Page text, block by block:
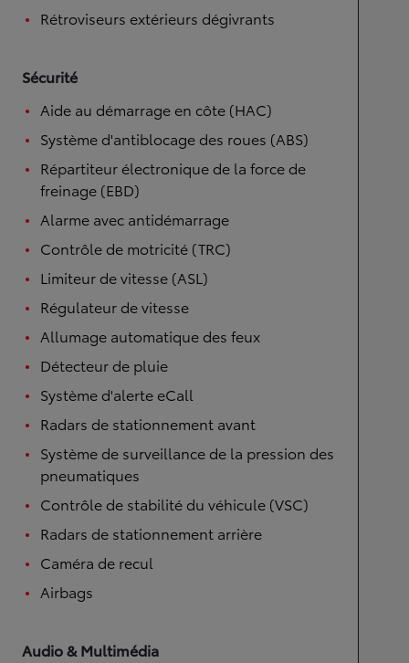
Rétroviseurs extérieurs dégivrants
Sécurité
Aide au démarrage en côte (HAC)
Système d'antiblocage des roues (ABS)
Répartiteur électronique de la force de
freinage (EBD)
Alarme avec antidémarrage
Contrôle de motricité (TRC)
Limiteur de vitesse (ASL)
Régulateur de vitesse
Allumage automatique des feux
Détecteur de pluie
Système d'alerte eCall
Radars de stationnement avant
Système de surveillance de la pression des
pneumatiques
Contrôle de stabilité du véhicule (VSC)
Radars de stationnement arrière
Caméra de recul
Airbags
Audio & Multimédia